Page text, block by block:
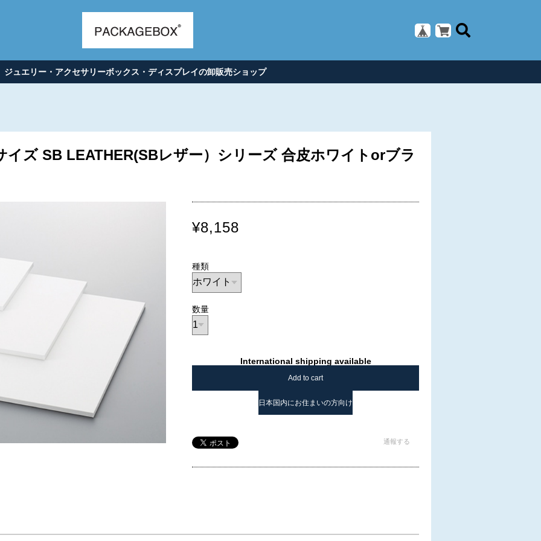
ジュエリー・アクセサリーボックス・ディスプレイの卸販売ショップ
イズ SB LEATHER(SBレザー）シリーズ 合皮ホワイトorブラ
¥8,158
種類
数量
International shipping available
Add to cart
日本国内にお住まいの方向け
通報する